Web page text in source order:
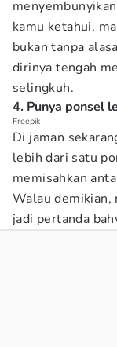
kamu ketahui,
bukan tanpa
dirinya tengah
selingkuh.
4. Punya ponsel
Freepik
Di jaman
lebih dari satu
memisahkan
Walau
jadi pertanda